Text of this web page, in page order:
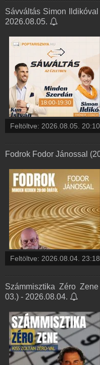
Sávváltás Simon
2026.08.05.
Feltöltve: 2026.08.05.
Fodrok Fodor Jánossal
Feltöltve: 2026.08.04.
Számmisztika Zéro
03.) - 2026.08.04.